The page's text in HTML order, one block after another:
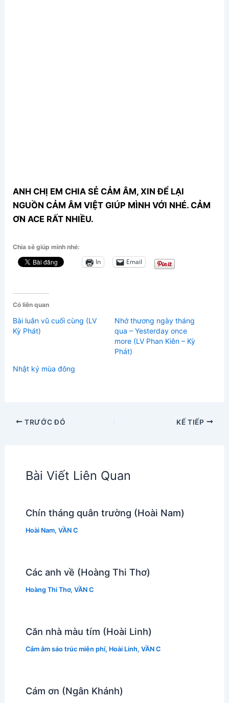
ANH CHỊ EM CHIA SẺ CẢM ÂM, XIN ĐỂ LẠI
NGUỒN CẢM ÂM VIỆT GIÚP MÌNH VỚI NHÉ. CẢM
ƠN ACE RẤT NHIỀU.
Chia sẻ giúp mình nhé:
In Email
Có liên quan
Bài luân vũ cuối cùng (LV
Kỳ Phát)
Nhớ thương ngày tháng
qua – Yesterday once
more (LV Phan Kiên – Kỳ
Phát)
Nhật ký mùa đông
TRƯỚC ĐÓ KẾ TIẾP
Bài Viết Liên Quan
Chín tháng quân trường (Hoài Nam)
Hoài Nam, VẦN C
Các anh về (Hoàng Thi Thơ)
Hoàng Thi Thơ, VẦN C
Căn nhà màu tím (Hoài Linh)
Cảm âm sáo trúc miễn phí, Hoài Linh, VẦN C
Cám ơn (Ngân Khánh)